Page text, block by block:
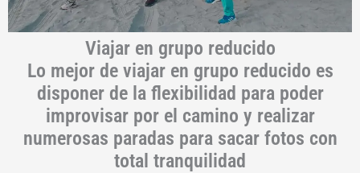
Viajar en grupo reducido
Lo mejor de viajar en grupo reducido es
disponer de la flexibilidad para poder
improvisar por el camino y realizar
numerosas paradas para sacar fotos con
total tranquilidad